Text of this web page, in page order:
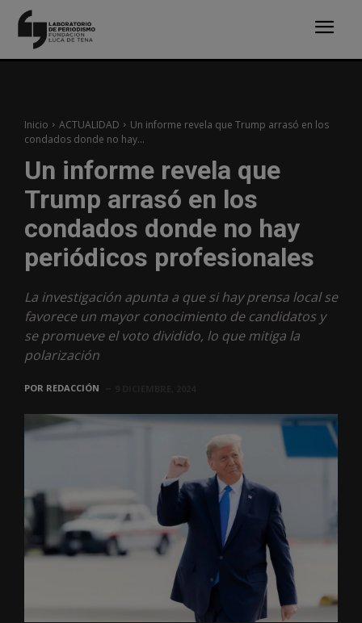
Inicio ACTUALIDAD
Un informe revela que Trump arrasó en los
condados donde no hay...
Un informe revela que
Trump arrasó en los
condados donde no hay
periódicos profesionales
La investigación apunta a que si hay prensa local se
favorece un mayor conocimiento de candidatos y
se promueve el voto dividido, lo que mitiga la
polarización
POR REDACCIÓN